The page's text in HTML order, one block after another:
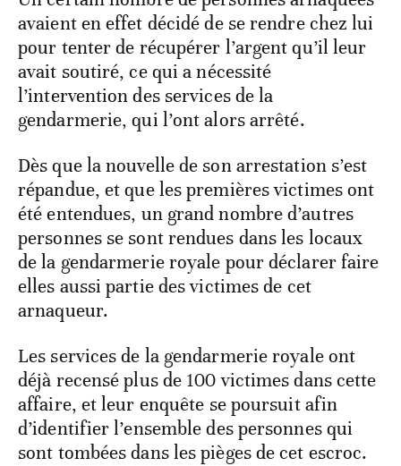
avaient en effet décidé de se rendre chez lui
pour tenter de récupérer l’argent qu’il leur
avait soutiré, ce qui a nécessité
l’intervention des services de la
gendarmerie, qui l’ont alors arrêté.
Dès que la nouvelle de son arrestation s’est
répandue, et que les premières victimes ont
été entendues, un grand nombre d’autres
personnes se sont rendues dans les locaux
de la gendarmerie royale pour déclarer faire
elles aussi partie des victimes de cet
arnaqueur.
Les services de la gendarmerie royale ont
déjà recensé plus de 100 victimes dans cette
affaire, et leur enquête se poursuit afin
d’identifier l’ensemble des personnes qui
sont tombées dans les pièges de cet escroc.